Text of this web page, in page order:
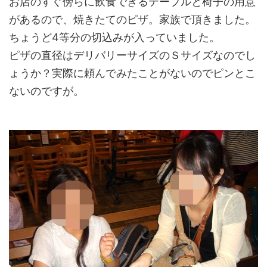
があるので、焼きたてのピザ。家族で頂きました。
ちょうど4等分の切込みが入っていました。
ピザの直径はデリバリーサイズのＳサイズなのでし
ょうか？実際に頼んでみたことがないのでピンとこ
ないのですが。